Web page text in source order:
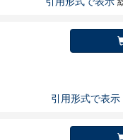
引用形式で表示